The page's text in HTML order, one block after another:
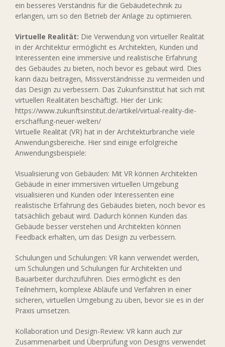
ein besseres Verständnis für die Gebäudetechnik zu
erlangen, um so den Betrieb der Anlage zu optimieren.
Virtuelle Realität: Die Verwendung von virtueller Realität
in der Architektur ermöglicht es Architekten, Kunden und
Interessenten eine immersive und realistische Erfahrung
des Gebäudes zu bieten, noch bevor es gebaut wird. Dies
kann dazu beitragen, Missverständnisse zu vermeiden und
das Design zu verbessern. Das Zukunfsinstitut hat sich mit
virtuellen Realitäten beschäftigt. Hier der Link:
https://www.zukunftsinstitut.de/artikel/virtual-reality-die-
erschaffung-neuer-welten/
Virtuelle Realität (VR) hat in der Architekturbranche viele
Anwendungsbereiche. Hier sind einige erfolgreiche
Anwendungsbeispiele:
Visualisierung von Gebäuden: Mit VR können Architekten
Gebäude in einer immersiven virtuellen Umgebung
visualisieren und Kunden oder Interessenten eine
realistische Erfahrung des Gebäudes bieten, noch bevor es
tatsächlich gebaut wird. Dadurch können Kunden das
Gebäude besser verstehen und Architekten können
Feedback erhalten, um das Design zu verbessern.
Schulungen und Schulungen: VR kann verwendet werden,
um Schulungen und Schulungen für Architekten und
Bauarbeiter durchzuführen. Dies ermöglicht es den
Teilnehmern, komplexe Abläufe und Verfahren in einer
sicheren, virtuellen Umgebung zu üben, bevor sie es in der
Praxis umsetzen.
Kollaboration und Design-Review: VR kann auch zur
Zusammenarbeit und Überprüfung von Designs verwendet